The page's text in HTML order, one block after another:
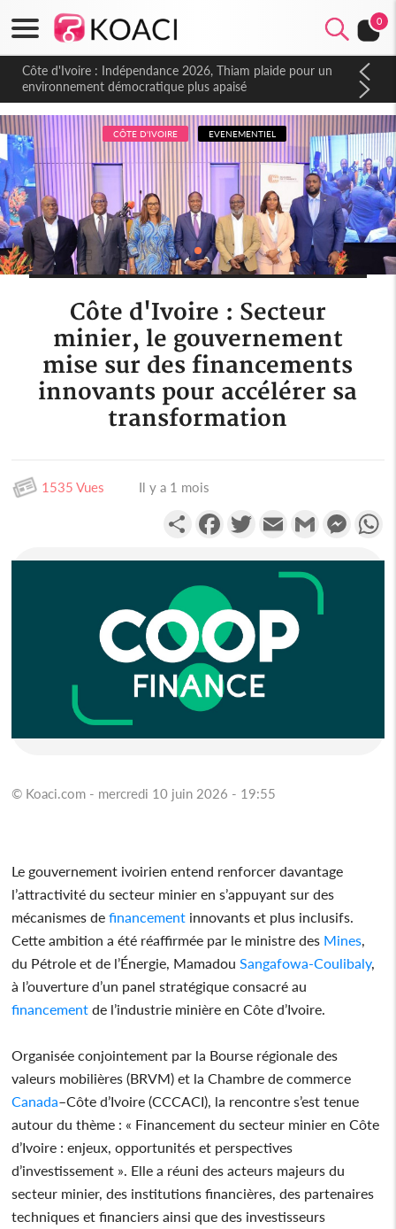
0
Côte d'Ivoire : Indépendance 2026, Thiam plaide pour un
environnement démocratique plus apaisé
CÔTE D'IVOIRE EVENEMENTIEL
Côte d'Ivoire : Secteur
minier, le gouvernement
mise sur des financements
innovants pour accélérer sa
transformation
1535 Vues Il y a 1 mois
PartagerFacebookTwitterEmail Gmail
© Koaci.com - mercredi 10 juin 2026 - 19:55
Le gouvernement ivoirien entend renforcer davantage
l’attractivité du secteur minier en s’appuyant sur des
mécanismes de financement innovants et plus inclusifs.
Cette ambition a été réaffirmée par le ministre des Mines
du Pétrole et de l’Énergie, Mamadou Sangafowa-Coulibaly,
à l’ouverture d’un panel stratégique consacré au
financement de l’industrie minière en Côte d’Ivoire.
Organisée conjointement par la Bourse régionale des
valeurs mobilières (BRVM) et la Chambre de commerce
Canada–Côte d’Ivoire (CCCACI), la rencontre s’est tenue
autour du thème : « Financement du secteur minier en Côte
d’Ivoire : enjeux, opportunités et perspectives
d’investissement ». Elle a réuni des acteurs majeurs du
secteur minier, des institutions financières, des partenaires
techniques et financiers ainsi que des investisseurs